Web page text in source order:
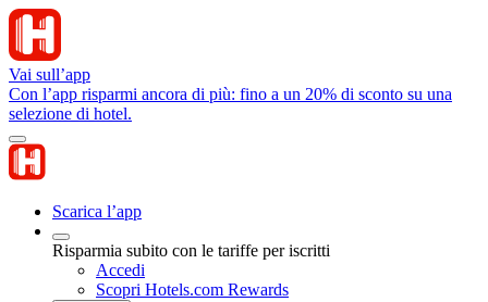
Vai sull’app
Con l’app risparmi ancora di più: fino a un 20% di sconto su una
selezione di hotel.
Scarica l’app
Risparmia subito con le tariffe per iscritti
Accedi
Scopri Hotels.com Rewards